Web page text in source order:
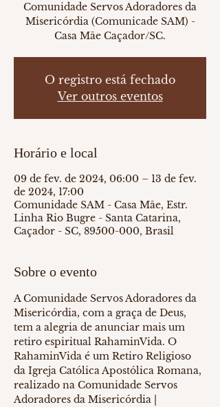
Comunidade Servos Adoradores da
Misericórdia (Comunicade SAM) -
Casa Mãe Caçador/SC.
O registro está fechado
Ver outros eventos
Horário e local
09 de fev. de 2024, 06:00 – 13 de fev.
de 2024, 17:00
Comunidade SAM - Casa Mãe, Estr.
Linha Rio Bugre - Santa Catarina,
Caçador - SC, 89500-000, Brasil
Sobre o evento
A Comunidade Servos Adoradores da
Misericórdia, com a graça de Deus,
tem a alegria de anunciar mais um
retiro espiritual RahaminVida. O
RahaminVida é um Retiro Religioso
da Igreja Católica Apostólica Romana,
realizado na Comunidade Servos
Adoradores da Misericórdia |